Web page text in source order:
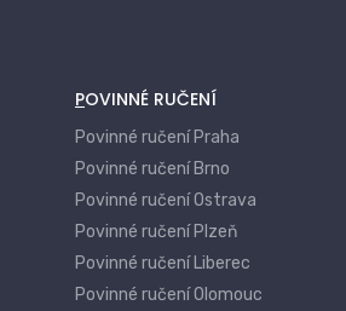
Pojištění nemovitosti
Asistenční služby –
a havárií
Pojištění ztráty užitku
nájemné při
Pojištění venkovního
zahradních prvků
POVINNÉ RUČENÍ
Povinné ručení Praha
Povinné ručení Brno
Povinné ručení Ostrava
Povinné ručení Plzeň
Povinné ručení Liberec
Povinné ručení Olomouc